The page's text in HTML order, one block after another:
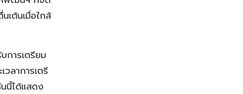
เต้นเมื่อใกล้
การเตรียม
ลาการเตรี
นี้ได้แสดง